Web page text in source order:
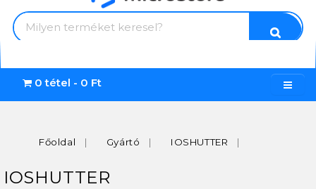
0 tétel - 0 Ft
Főoldal Gyártó IOSHUTTER
IOSHUTTER